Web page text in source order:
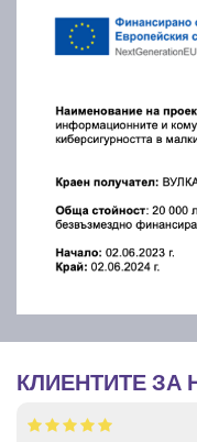
КЛИЕНТИТЕ ЗА